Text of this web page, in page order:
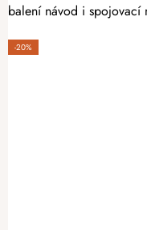
balení návod i spojovací
-20%